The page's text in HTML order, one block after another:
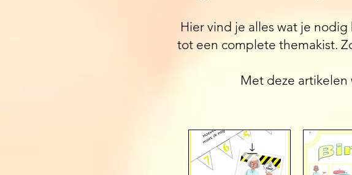
Hier vind je alles wat je
tot een complete themakist.
Met deze artikelen